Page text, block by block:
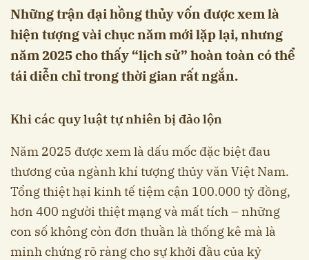
Những trận đại hồng thủy vốn được xem là
hiện tượng vài chục năm mới lặp lại, nhưng
năm 2025 cho thấy “lịch sử” hoàn toàn có thể
tái diễn chỉ trong thời gian rất ngắn.
Khi các quy luật tự nhiên bị đảo lộn
Năm 2025 được xem là dấu mốc đặc biệt đau
thương của ngành khí tượng thủy văn Việt Nam.
Tổng thiệt hại kinh tế tiệm cận 100.000 tỷ đồng,
hơn 400 người thiệt mạng và mất tích – những
con số không còn đơn thuần là thống kê mà là
minh chứng rõ ràng cho sự khởi đầu của kỷ